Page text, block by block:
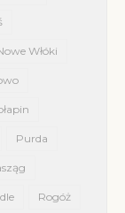
Włóki
Purda
Rogóż